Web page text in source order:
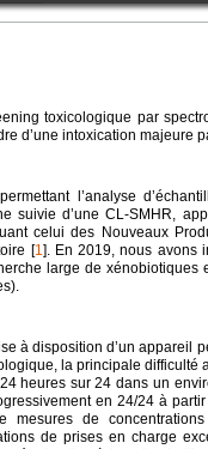
toxicologique par
d’une intoxication majeure
l’analyse
suivie d’une CL-SMHR,
celui des Nouveaux
[1]. En 2019, nous avons
large de xénobiotiques
à disposition d’un appareil
la principale difficulté
heures sur 24 dans un
en 24/24 à
de
de prises en charge